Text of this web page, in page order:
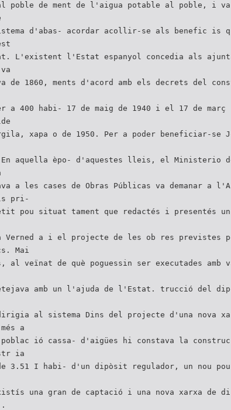
poble de ment de l'aigua potable al poble, i
d'abas- acordar acollir-se als benefic is
L'existent l'Estat espanyol concedia als
de 1860, ments d'acord amb els decrets del
a 400 habi- 17 de maig de 1940 i el 17 de
xapa o de 1950. Per a poder beneficiar-se
aquella èpo- d'aquestes lleis, el Ministerio
a les cases de Obras Públicas va demanar a
pri-
pou situat tament que redactés i presentés un
a i el projecte de les ob res previstes
Mai
al veïnat de què poguessin ser executades amb
amb un l'ajuda de l'Estat. trucció del
al sistema Dins del projecte d'una nova
a
poblac ió cassa- d'aigües hi constava la
ia
3.51 I habi- d'un dipòsit regulador, un nou
una gran de captació i una nova xarxa de